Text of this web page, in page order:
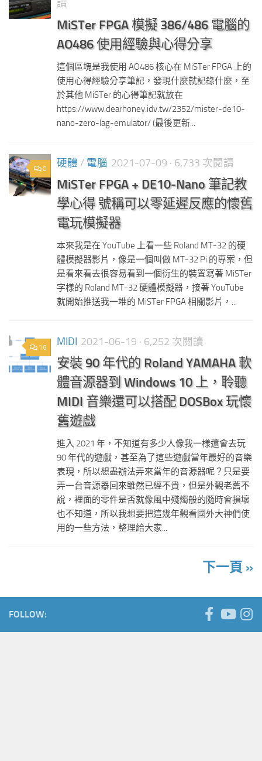
讀
MiSTer FPGA 模擬 386/486 電腦的
AO486 使用經驗與心得分享
這個區塊是我使用 AO486 核心在 MiSTer FPGA 上的
使用心得經驗分享筆記，發現什麼就記錄什麼，至
於其他 MiSTer 的心得筆記就放在
https://www.dearhoney.idv.tw/2352/mister-de10-
nano-zero-lag-emulator/ (最後更新...
0 硬體 / 電腦 2021-07-09 · 6,733 次閱讀
MiSTer FPGA + DE10-Nano 筆記教
學心得 號稱可以零延遲反應的懷舊
電玩模擬器
本來我是在 YouTube 上看一些 Roland MT-32 的硬
體模擬器影片，像是一個叫做 MT-32 Pi 的專案，但
是看來看去很容易看到一個衍生的裝置寫著 MiSTer
字樣的 Roland MT-32 硬體模擬器，接著 YouTube
就開始推送我一堆的 MiSTer FPGA 相關影片，...
16 MIDI 2021-06-19 · 6,252 次閱讀
安裝 90 年代的 Roland YAMAHA 軟
體音源器到 Windows 10 上，聆聽
MIDI 音樂還可以搭配 DOSBox 玩懷
舊遊戲
進入 2021 年，不知道有多少人像我一樣還會去玩
90 年代的遊戲，甚至為了這些遊戲當年最好的音樂
表現，所以想盡辦法弄來當年的音源器呢？只是要
弄一台音源器回來雖然已經不貴，但是外觀老舊不
說，裡面的零件是否就像風中殘燭般的隨時會損壞
也不知道，所以我想要把這幾年觀看國外大神們使
用的一些方法，整理給大家...
下一頁 »
FOLLOW: